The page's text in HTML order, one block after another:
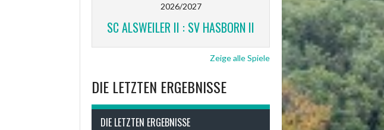
2026/2027
SC ALSWEILER II : SV HASBORN II
Zeige alle Spiele
DIE LETZTEN ERGEBNISSE
DIE LETZTEN ERGEBNISSE